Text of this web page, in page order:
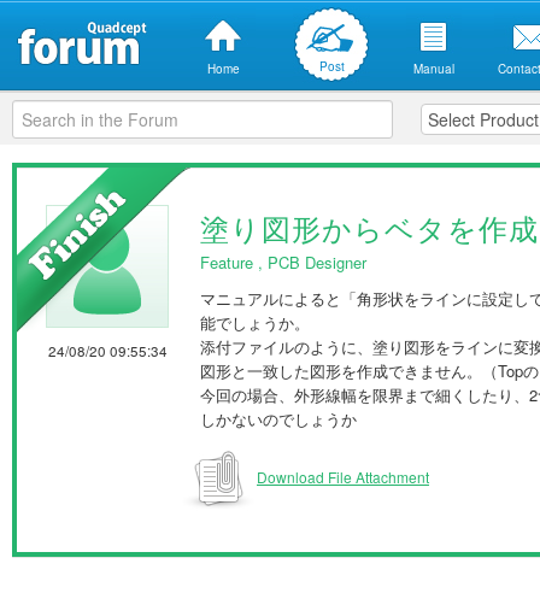
Home Post Manual
24/08/20 09:55:34
塗り図形からベタを作
Feature , PCB Designer
マニュアルによると「角形状をラインに設定
能でしょうか。
添付ファイルのように、塗り図形をラインに
図形と一致した図形を作成できません。（Top
今回の場合、外形線幅を限界まで細くしたり
しかないのでしょうか
Download File Attachment